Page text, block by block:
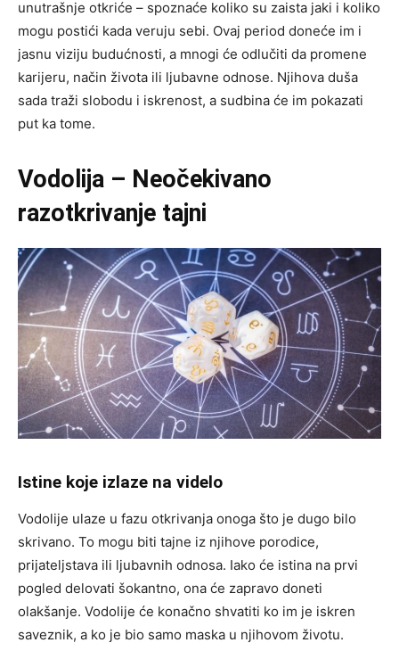
unutrašnje otkriće – spoznaće koliko su zaista jaki i koliko
mogu postići kada veruju sebi. Ovaj period doneće im i
jasnu viziju budućnosti, a mnogi će odlučiti da promene
karijeru, način života ili ljubavne odnose. Njihova duša
sada traži slobodu i iskrenost, a sudbina će im pokazati
put ka tome.
Vodolija – Neočekivano
razotkrivanje tajni
Istine koje izlaze na videlo
Vodolije ulaze u fazu otkrivanja onoga što je dugo bilo
skrivano. To mogu biti tajne iz njihove porodice,
prijateljstava ili ljubavnih odnosa. Iako će istina na prvi
pogled delovati šokantno, ona će zapravo doneti
olakšanje. Vodolije će konačno shvatiti ko im je iskren
saveznik, a ko je bio samo maska u njihovom životu.